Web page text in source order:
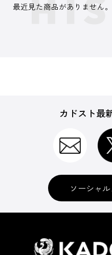
最近見た商品がありません。
カドスト最
ソーシャ